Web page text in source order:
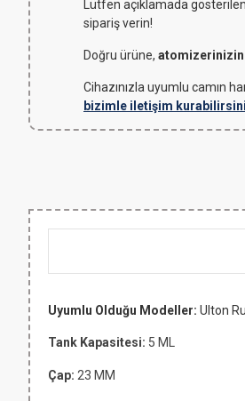
Lütfen açıklamada
sipariş verin!
Doğru ürüne, atomizerinizin
Cihazınızla uyumlu camın
bizimle iletişim
Uyumlu Olduğu Modeller: Ulton
Tank Kapasitesi: 5 ML
Çap: 23 MM